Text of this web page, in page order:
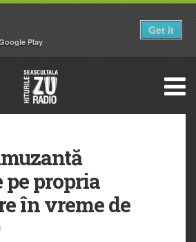
propria
în vreme de
Play
Get it